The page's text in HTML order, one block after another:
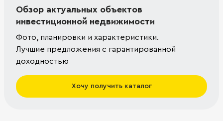
Обзор актуальных объектов
инвестиционной недвижимости
Фото, планировки и характеристики.
Лучшие предложения с гарантированной
доходностью
Хочу получить каталог